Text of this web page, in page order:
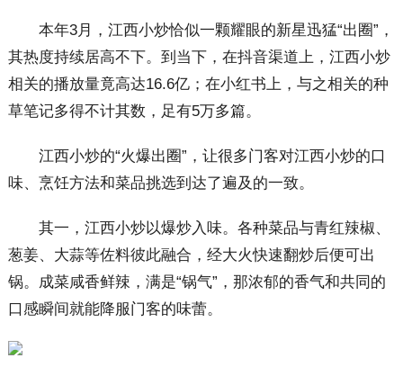
本年3月，江西小炒恰似一颗耀眼的新星迅猛“出圈”，
其热度持续居高不下。到当下，在抖音渠道上，江西小炒
相关的播放量竟高达16.6亿；在小红书上，与之相关的种
草笔记多得不计其数，足有5万多篇。
江西小炒的“火爆出圈”，让很多门客对江西小炒的口
味、烹饪方法和菜品挑选到达了遍及的一致。
其一，江西小炒以爆炒入味。各种菜品与青红辣椒、
葱姜、大蒜等佐料彼此融合，经大火快速翻炒后便可出
锅。成菜咸香鲜辣，满是“锅气”，那浓郁的香气和共同的
口感瞬间就能降服门客的味蕾。